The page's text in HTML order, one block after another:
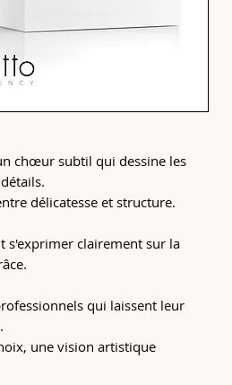
chœur subtil qui dessine les
délicatesse et structure.
s'exprimer clairement sur la
qui laissent leur
une vision artistique